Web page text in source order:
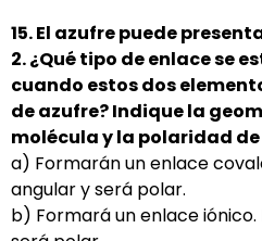
15. El azufre puede
2. ¿Qué tipo de enlace se
cuando estos dos
de azufre? Indique la
moléculay la polaridad
a) Formarán un enlace
angular y será polar.
b) Formará un enlace